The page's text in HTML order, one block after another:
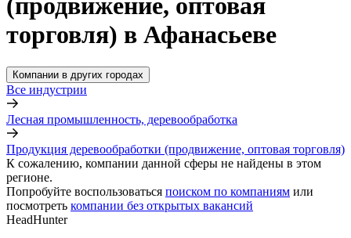
(продвижение, оптовая
торговля) в Афанасьеве
Компании в других городах
Все индустрии
Лесная промышленность, деревообработка
Продукция деревообработки (продвижение, оптовая торговля)
К сожалению, компании данной сферы не найдены в этом
регионе.
Попробуйте воспользоваться поиском по компаниям или
посмотреть компании без открытых вакансий
HeadHunter